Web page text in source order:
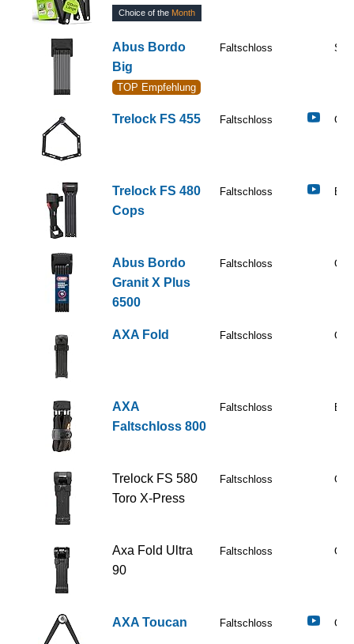
Choice of the Month
Abus Bordo
Big
TOP Empfehlung
Faltschloss
Trelock FS 455 Faltschloss Gut
Trelock FS 480
Cops
Faltschloss
Abus Bordo
Granit X Plus
6500
Faltschloss Gut
AXA Fold Faltschloss Gut
AXA
Faltschloss 800
Faltschloss
Trelock FS 580
Toro X-Press
Faltschloss Gut
Axa Fold Ultra
90
Faltschloss Gut
AXA Toucan Faltschloss Gut